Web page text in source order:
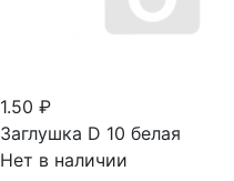
1.50 ₽
Заглушка D 10 белая
Нет в наличии